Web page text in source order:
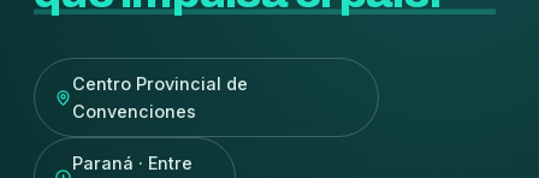
Centro Provincial de
Convenciones
Paraná · Entre